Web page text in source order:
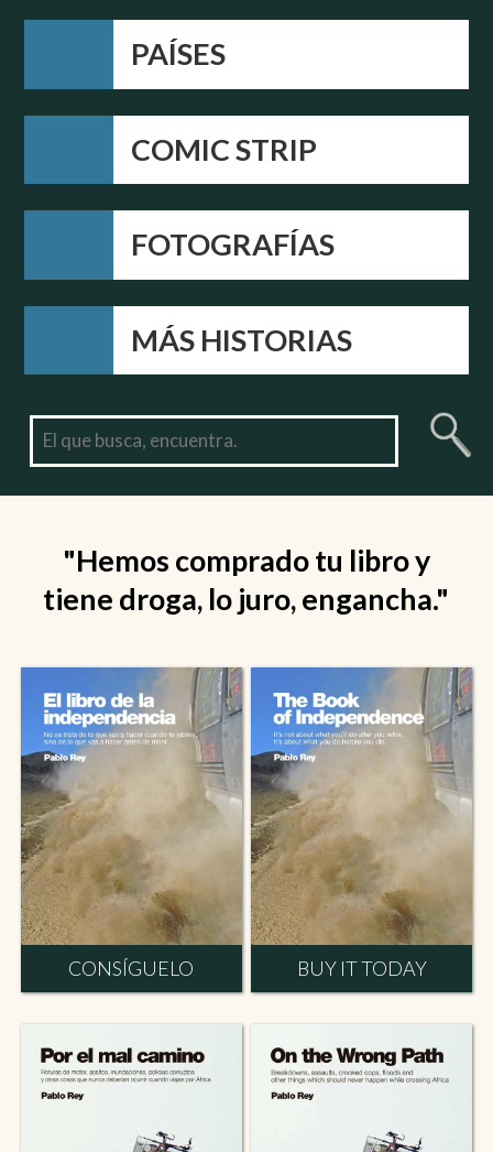
PAÍSES
COMIC STRIP
FOTOGRAFÍAS
MÁS HISTORIAS
"Hemos comprado tu libro y
tiene droga, lo juro, engancha."
CONSÍGUELO BUY IT TODAY